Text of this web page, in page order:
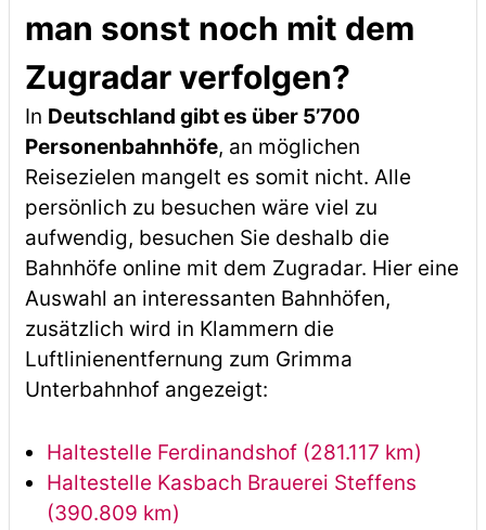
man sonst noch mit dem
Zugradar verfolgen?
In Deutschland gibt es über 5’700
Personenbahnhöfe, an möglichen
Reisezielen mangelt es somit nicht. Alle
persönlich zu besuchen wäre viel zu
aufwendig, besuchen Sie deshalb die
Bahnhöfe online mit dem Zugradar. Hier eine
Auswahl an interessanten Bahnhöfen,
zusätzlich wird in Klammern die
Luftlinienentfernung zum Grimma
Unterbahnhof angezeigt:
Haltestelle Ferdinandshof (281.117 km)
Haltestelle Kasbach Brauerei Steffens
(390.809 km)